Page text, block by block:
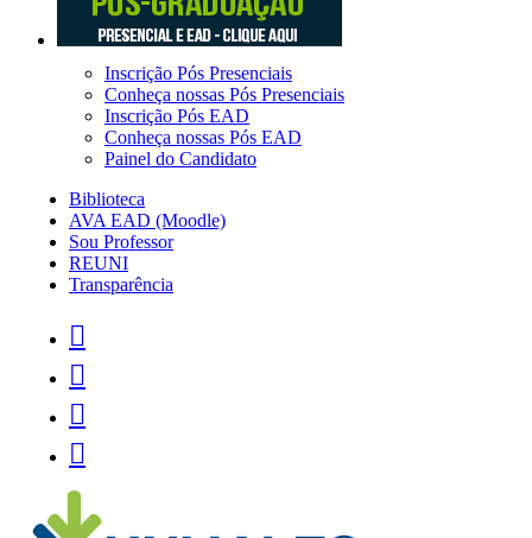
Inscrição Pós Presenciais
Conheça nossas Pós Presenciais
Inscrição Pós EAD
Conheça nossas Pós EAD
Painel do Candidato
Biblioteca
AVA EAD (Moodle)
Sou Professor
REUNI
Transparência



